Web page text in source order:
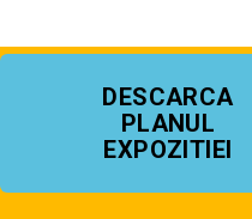
DESCARCA
PLANUL
EXPOZITIEI